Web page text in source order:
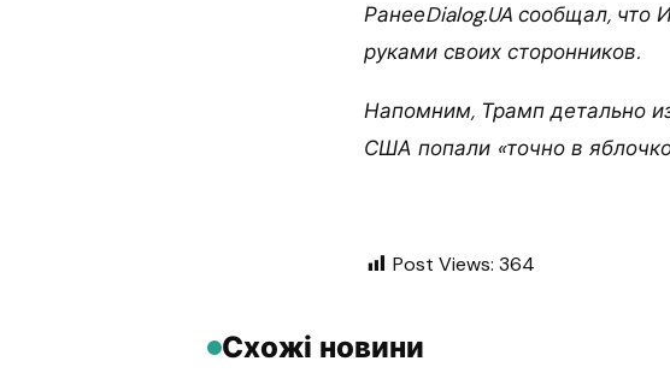
РанееDialog.UA сообщал,
руками своих сторонников.
Напомним, Трамп детально
США попали «точно в
Post Views: 364
Схожі новини